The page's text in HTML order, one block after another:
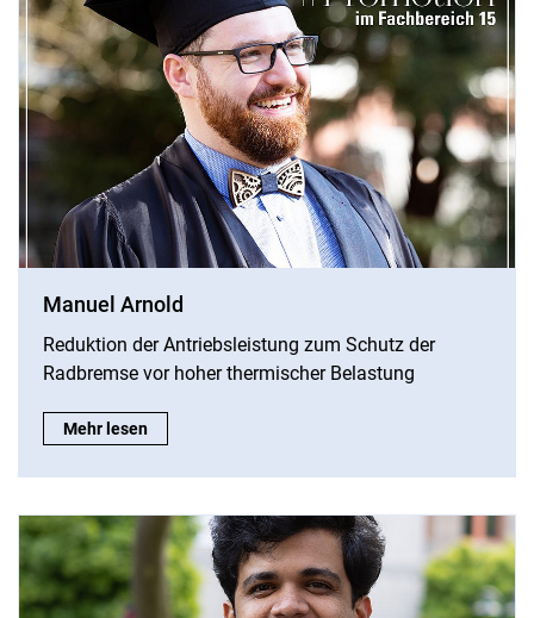
Manuel Arnold
Reduktion der Antriebsleistung zum Schutz der
Radbremse vor hoher thermischer Belastung
Manuel Arnold:
Mehr lesen